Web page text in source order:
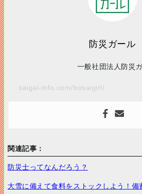
防災ガール
一般社団法人防災
saigai-info.com/bosaigirl/
関連記事：
防災士ってなんだろう？
大雪に備えて食料をストックしよう！備